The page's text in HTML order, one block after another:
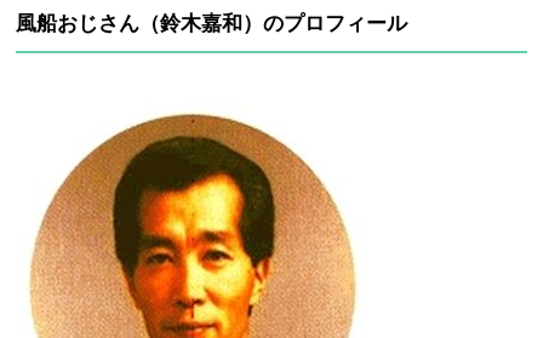
風船おじさん（鈴木嘉和）のプロフィール